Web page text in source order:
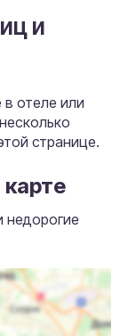
и
отеле или
странице.
недорогие